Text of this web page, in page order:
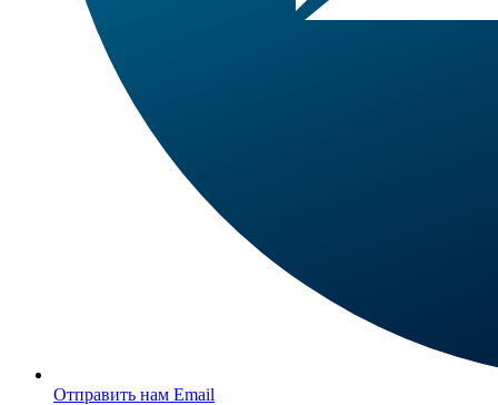
Отправить нам Email